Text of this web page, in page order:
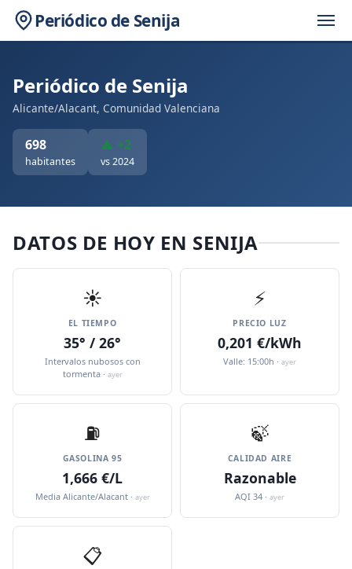
Periódico de Senija
Periódico de Senija
Alicante/Alacant, Comunidad Valenciana
698
habitantes
▲ +2
vs 2024
DATOS DE HOY EN SENIJA
☀️
EL TIEMPO
35° / 26°
Intervalos nubosos con
tormenta · ayer
⚡
PRECIO LUZ
0,201 €/kWh
Valle: 15:00h · ayer
⛽️
GASOLINA 95
1,666 €/L
Media Alicante/Alacant · ayer
🍃
CALIDAD AIRE
Razonable
AQI 34 · ayer
📋